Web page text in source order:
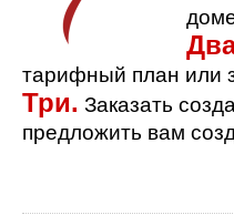
тарифный план или
Три. Заказать
предложить вам